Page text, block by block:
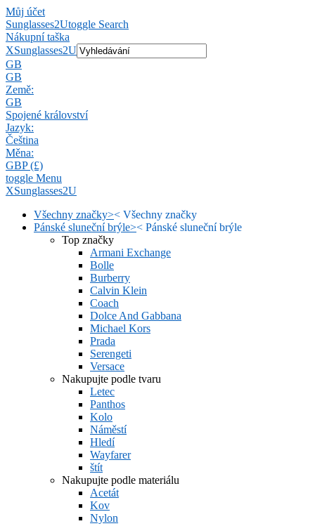
Můj účet
Sunglasses2Utoggle Search
Nákupní taška
XSunglasses2U
GB
GB
Země:
GB
Spojené království
Jazyk:
Čeština
Měna:
GBP (£)
toggle Menu
XSunglasses2U
Všechny značky>< Všechny značky
Pánské sluneční brýle>< Pánské sluneční brýle
Top značky
Armani Exchange
Bolle
Burberry
Calvin Klein
Coach
Dolce And Gabbana
Michael Kors
Prada
Serengeti
Versace
Nakupujte podle tvaru
Letec
Panthos
Kolo
Náměstí
Hledí
Wayfarer
štít
Nakupujte podle materiálu
Acetát
Kov
Nylon